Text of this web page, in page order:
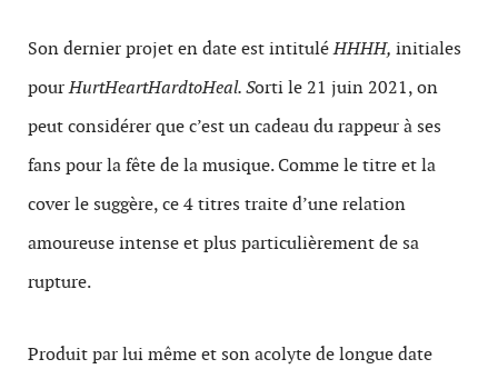
Son dernier projet en date est intituléHHHH, initiales
pourHurtHeartHardtoHeal. Sorti le 21 juin 2021, on
peut considérer que c’est un cadeau du rappeur à ses
fans pour la fête de la musique. Comme le titre et la
cover le suggère, ce 4 titres traite d’une relation
amoureuse intense et plus particulièrement de sa
rupture.
Produit par lui même et son acolyte de longue date